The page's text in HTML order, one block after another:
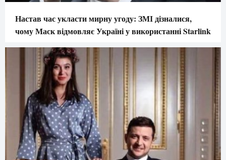
Настав час укласти мирну угоду: ЗМІ дізналися,
чому Маск відмовляє Україні у використанні Starlink